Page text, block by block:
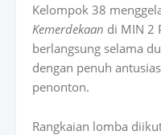
Kelompok 38
Kemerdekaan di MIN 2
berlangsung selama
dengan penuh
penonton.
Rangkaian lomba